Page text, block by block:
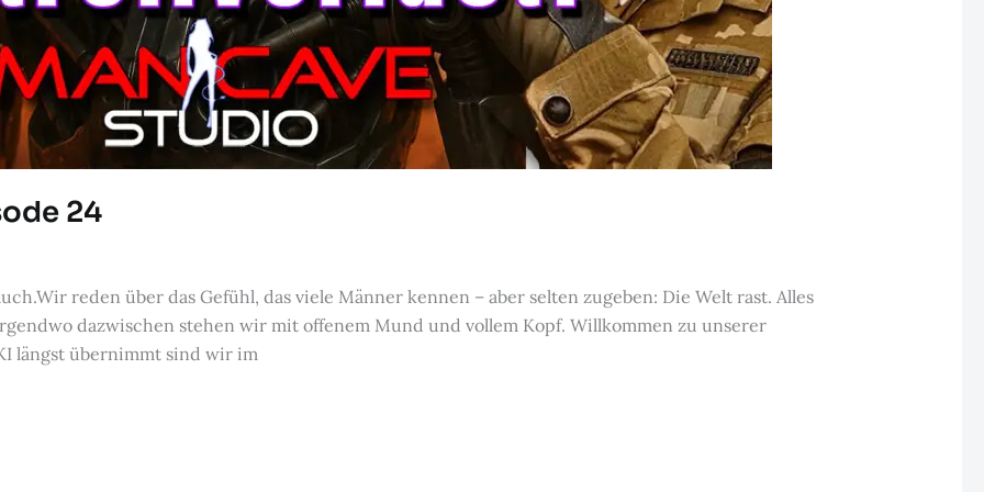
24
reden über das Gefühl, das viele Männer kennen – aber selten zugeben: Die Welt rast. Alles
dazwischen stehen wir mit offenem Mund und vollem Kopf. Willkommen zu unserer
längst übernimmt sind wir im